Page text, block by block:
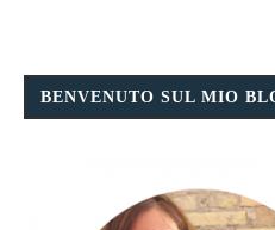
BENVENUTO SUL MIO